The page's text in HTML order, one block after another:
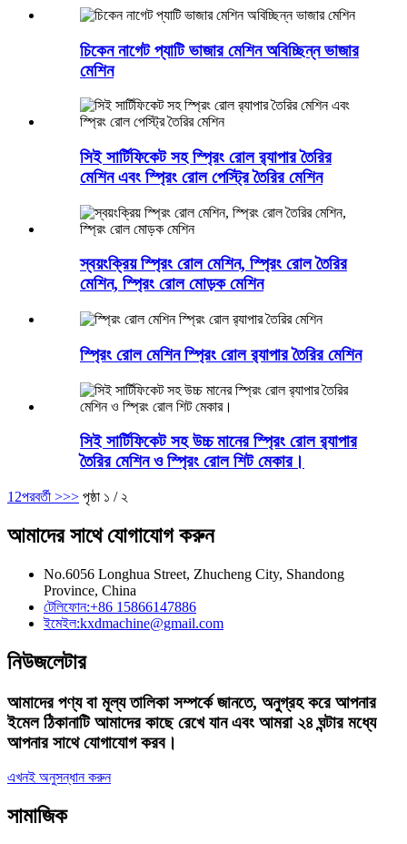
চিকেন নাগেট প্যাটি ভাজার মেশিন অবিচ্ছিন্ন ভাজার
মেশিন
সিই সার্টিফিকেট সহ স্প্রিং রোল র‍্যাপার তৈরির
মেশিন এবং স্প্রিং রোল পেস্ট্রি তৈরির মেশিন
স্বয়ংক্রিয় স্প্রিং রোল মেশিন, স্প্রিং রোল তৈরির
মেশিন, স্প্রিং রোল মোড়ক মেশিন
স্প্রিং রোল মেশিন স্প্রিং রোল র‍্যাপার তৈরির মেশিন
সিই সার্টিফিকেট সহ উচ্চ মানের স্প্রিং রোল র‍্যাপার
তৈরির মেশিন ও স্প্রিং রোল শিট মেকার।
1 2পরবর্তী >>> পৃষ্ঠা ১ / ২
আমাদের সাথে যোগাযোগ করুন
No.6056 Longhua Street, Zhucheng City, Shandong
Province, China
টেলিফোন:+86 15866147886
ইমেইল:kxdmachine@gmail.com
নিউজলেটার
আমাদের পণ্য বা মূল্য তালিকা সম্পর্কে জানতে, অনুগ্রহ করে আপনার
ইমেল ঠিকানাটি আমাদের কাছে রেখে যান এবং আমরা ২৪ ঘন্টার মধ্যে
আপনার সাথে যোগাযোগ করব।
এখনই অনুসন্ধান করুন
সামাজিক